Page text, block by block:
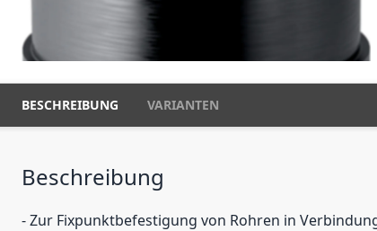
BESCHREIBUNG VARIANTEN
Beschreibung
- Zur Fixpunktbefestigung von Rohren in